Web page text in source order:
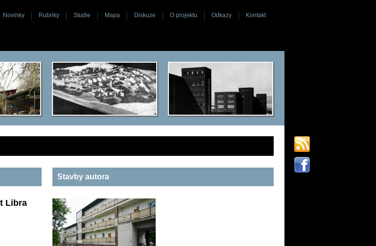
Novinky Rubriky Studie Mapa Diskuze O projektu Odkazy Kontakt
Libra
Stavby autora